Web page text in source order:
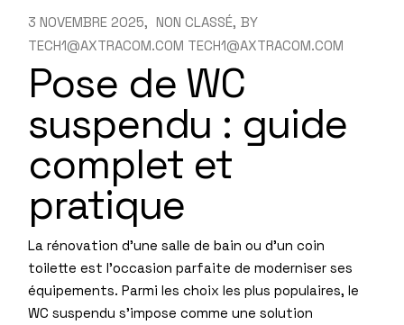
3 NOVEMBRE 2025 NON CLASSÉ BY
TECH1@AXTRACOM.COM TECH1@AXTRACOM.COM
Pose de WC
suspendu : guide
complet et
pratique
La rénovation d’une salle de bain ou d’un coin
toilette est l’occasion parfaite de moderniser ses
équipements. Parmi les choix les plus populaires, le
WC suspendu s’impose comme une solution